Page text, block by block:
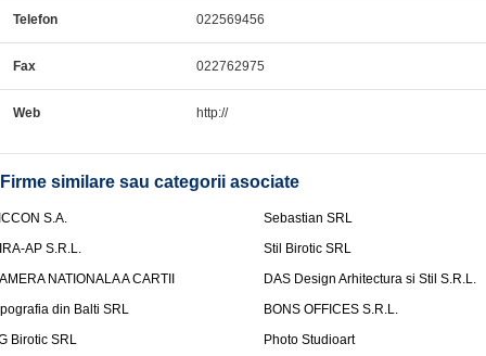
Telefon 022569456
Fax 022762975
Web http://
Firme similare sau categorii asociate
S.A.
Sebastian SRL
AP S.R.L.
Stil Birotic SRL
NATIONALA A CARTII
DAS Design Arhitectura si Stil S.R.L.
din Balti SRL
BONS OFFICES S.R.L.
Birotic SRL
Photo Studioart